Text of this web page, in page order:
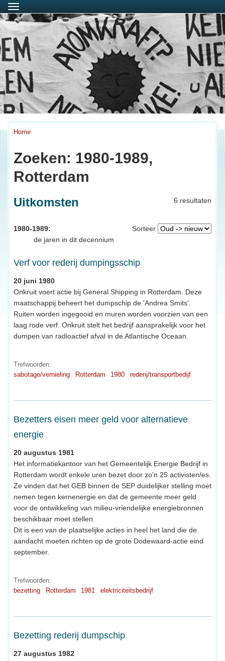
Menu
Home
Zoeken: 1980-1989,
Rotterdam
6 resultaten
Uitkomsten
Sorteer
1980-1989:
de jaren in dit decennium
Verf voor rederij dumpingsschip
20 juni 1980
Onkruit voert actie bij General Shipping in Rotterdam. Deze
maatschappij beheert het dumpschip de 'Andrea Smits'.
Ruiten worden ingegooid en muren worden voorzien van een
laag rode verf. Onkruit stelt het bedrijf aansprakelijk voor het
dumpen van radioactief afval in de Atlantische Oceaan.
Trefwoorden:
sabotage/vernieling
Rotterdam 1980 rederij/transportbedijf
Bezetters eisen meer geld voor alternatieve
energie
20 augustus 1981
Het informatiekantoor van het Gemeentelijk Energie Bedrijf in
Rotterdam wordt enkele uren bezet door zo'n 25 activisten/es.
Ze vinden dat het GEB binnen de SEP duidelijker stelling moet
nemen tegen kernenergie en dat de gemeente meer geld
voor de ontwikkeling van milieu-vriendelijke energiebronnen
beschikbaar moet stellen.
Dit is een van de plaatselijke acties in heel het land die de
aandacht moeten richten op de grote Dodewaard-actie eind
september.
Trefwoorden:
bezetting
Rotterdam 1981 elektriciteitsbedrijf
Bezetting rederij dumpschip
27 augustus 1982